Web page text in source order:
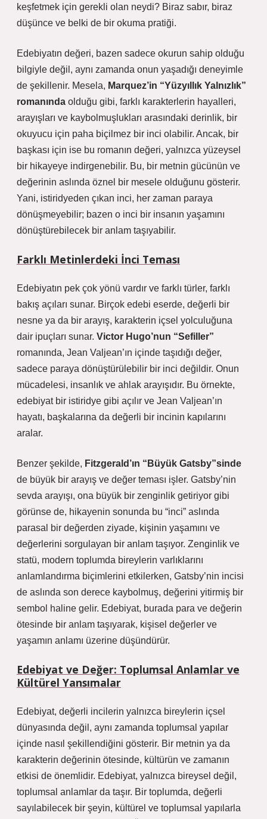
keşfetmek için gerekli olan neydi? Biraz sabır, biraz
düşünce ve belki de bir okuma pratiği.
Edebiyatın değeri, bazen sadece okurun sahip olduğu
bilgiyle değil, aynı zamanda onun yaşadığı deneyimle
de şekillenir. Mesela, Marquez’in “Yüzyıllık Yalnızlık”
romanında olduğu gibi, farklı karakterlerin hayalleri,
arayışları ve kaybolmuşlukları arasındaki derinlik, bir
okuyucu için paha biçilmez bir inci olabilir. Ancak, bir
başkası için ise bu romanın değeri, yalnızca yüzeysel
bir hikayeye indirgenebilir. Bu, bir metnin gücünün ve
değerinin aslında öznel bir mesele olduğunu gösterir.
Yani, istiridyeden çıkan inci, her zaman paraya
dönüşmeyebilir; bazen o inci bir insanın yaşamını
dönüştürebilecek bir anlam taşıyabilir.
Farklı Metinlerdeki İnci Teması
Edebiyatın pek çok yönü vardır ve farklı türler, farklı
bakış açıları sunar. Birçok edebi eserde, değerli bir
nesne ya da bir arayış, karakterin içsel yolculuğuna
dair ipuçları sunar. Victor Hugo’nun “Sefiller”
romanında, Jean Valjean’ın içinde taşıdığı değer,
sadece paraya dönüştürülebilir bir inci değildir. Onun
mücadelesi, insanlık ve ahlak arayışıdır. Bu örnekte,
edebiyat bir istiridye gibi açılır ve Jean Valjean’ın
hayatı, başkalarına da değerli bir incinin kapılarını
aralar.
Benzer şekilde, Fitzgerald’ın “Büyük Gatsby”sinde
de büyük bir arayış ve değer teması işler. Gatsby’nin
sevda arayışı, ona büyük bir zenginlik getiriyor gibi
görünse de, hikayenin sonunda bu “inci” aslında
parasal bir değerden ziyade, kişinin yaşamını ve
değerlerini sorgulayan bir anlam taşıyor. Zenginlik ve
statü, modern toplumda bireylerin varlıklarını
anlamlandırma biçimlerini etkilerken, Gatsby’nin incisi
de aslında son derece kaybolmuş, değerini yitirmiş bir
sembol haline gelir. Edebiyat, burada para ve değerin
ötesinde bir anlam taşıyarak, kişisel değerler ve
yaşamın anlamı üzerine düşündürür.
Edebiyat ve Değer: Toplumsal Anlamlar ve
Kültürel Yansımalar
Edebiyat, değerli incilerin yalnızca bireylerin içsel
dünyasında değil, aynı zamanda toplumsal yapılar
içinde nasıl şekillendiğini gösterir. Bir metnin ya da
karakterin değerinin ötesinde, kültürün ve zamanın
etkisi de önemlidir. Edebiyat, yalnızca bireysel değil,
toplumsal anlamlar da taşır. Bir toplumda, değerli
sayılabilecek bir şeyin, kültürel ve toplumsal yapılarla